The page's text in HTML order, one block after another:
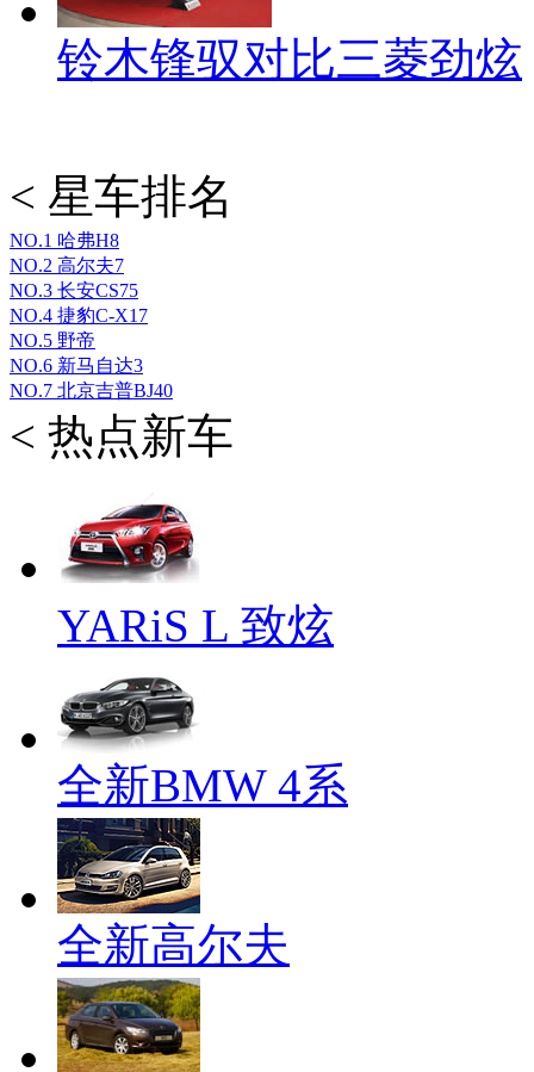
铃木锋驭对比三菱劲炫
< 星车排名
NO.1 哈弗H8
NO.2 高尔夫7
NO.3 长安CS75
NO.4 捷豹C-X17
NO.5 野帝
NO.6 新马自达3
NO.7 北京吉普BJ40
< 热点新车
YARiS L 致炫
全新BMW 4系
全新高尔夫